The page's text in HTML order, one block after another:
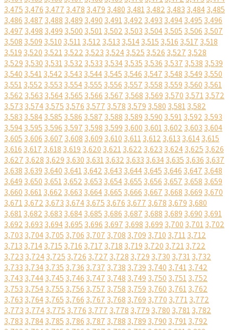
3,475 3,476 3,477 3,478 3,479 3,480 3,4813,482 3,483 3,4843,485
3,486 3,487 3,488 3,489 3,490 3,4913,492 3,493 3,4943,495 3,496
3,497 3,498 3,499 3,500 3,5013,502 3,503 3,5043,505 3,506 3,507
3,508 3,509 3,510 3,5113,512 3,513 3,5143,515 3,516 3,517 3,518
3,519 3,520 3,5213,522 3,523 3,5243,525 3,526 3,527 3,528
3,529 3,530 3,5313,532 3,533 3,5343,535 3,536 3,537 3,538 3,539
3,540 3,5413,542 3,543 3,5443,545 3,546 3,547 3,548 3,549 3,550
3,5513,552 3,553 3,5543,555 3,556 3,557 3,558 3,559 3,560 3,561
3,562 3,563 3,5643,565 3,566 3,567 3,568 3,569 3,570 3,5713,572
3,573 3,5743,575 3,576 3,577 3,578 3,579 3,580 3,5813,582
3,583 3,5843,585 3,586 3,587 3,588 3,589 3,590 3,5913,592 3,593
3,5943,595 3,596 3,597 3,598 3,599 3,600 3,6013,602 3,603 3,604
3,605 3,606 3,607 3,608 3,609 3,610 3,6113,612 3,613 3,6143,615
3,616 3,617 3,618 3,619 3,620 3,6213,622 3,623 3,6243,625 3,626
3,627 3,628 3,629 3,630 3,6313,632 3,633 3,6343,635 3,636 3,637
3,638 3,639 3,640 3,6413,642 3,643 3,6443,645 3,646 3,647 3,648
3,649 3,650 3,6513,652 3,653 3,6543,655 3,656 3,657 3,658 3,659
3,660 3,6613,662 3,663 3,6643,665 3,666 3,667 3,668 3,669 3,670
3,6713,672 3,673 3,6743,675 3,676 3,677 3,678 3,679 3,680
3,6813,682 3,683 3,6843,685 3,686 3,687 3,688 3,689 3,690 3,691
3,692 3,693 3,6943,695 3,696 3,697 3,698 3,699 3,700 3,7013,702
3,703 3,7043,705 3,706 3,707 3,708 3,709 3,710 3,7113,712
3,713 3,7143,715 3,716 3,717 3,718 3,719 3,720 3,7213,722
3,723 3,7243,725 3,726 3,727 3,728 3,729 3,730 3,7313,732
3,733 3,7343,735 3,736 3,737 3,738 3,739 3,740 3,7413,742
3,743 3,7443,745 3,746 3,747 3,748 3,749 3,750 3,7513,752
3,753 3,7543,755 3,756 3,757 3,758 3,759 3,760 3,7613,762
3,763 3,7643,765 3,766 3,767 3,768 3,769 3,770 3,7713,772
3,773 3,7743,775 3,776 3,777 3,778 3,779 3,780 3,7813,782
3,783 3,7843,785 3,786 3,787 3,788 3,789 3,790 3,7913,792